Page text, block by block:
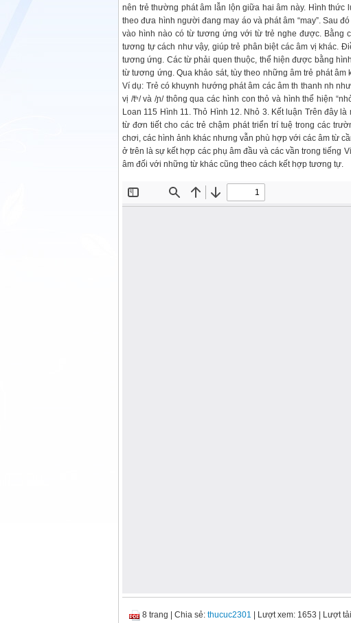
nên trẻ thường phát âm lẫn lộn giữa hai âm này. Hình thức
theo đưa hình người đang may áo và phát âm “may”. Sau
vào hình nào có từ tương ứng với từ trẻ nghe được. Bằng
tương tự cách như vậy, giúp trẻ phân biệt các âm vị khác.
tương ứng. Các từ phải quen thuộc, thể hiện được bằng
từ tương ứng. Qua khảo sát, tùy theo những âm trẻ phát
Ví dụ: Trẻ có khuynh hướng phát âm các âm th thanh nh
vị /tʰ/ và /ɲ/ thông qua các hình con thỏ và hình thể hiện
Loan 115 Hình 11. Thỏ Hình 12. Nhỏ 3. Kết luận Trên đây
từ đơn tiết cho các trẻ chậm phát triển trí tuệ trong các
chơi, các hình ảnh khác nhưng vẫn phù hợp với các âm từ
ở trên là sự kết hợp các phụ âm đầu và các vần trong tiếng
âm đối với những từ khác cũng theo cách kết hợp tương tự.
8 trang Chia sẻ: thucuc2301 | Lượt xem: 1653 | Lượt